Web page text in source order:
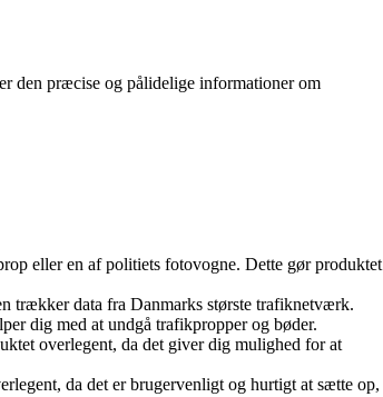
den præcise og pålidelige informationer om
eller en af politiets fotovogne. Dette gør produktet
trækker data fra Danmarks største trafiknetværk.
dig med at undgå trafikpropper og bøder.
overlegent, da det giver dig mulighed for at
da det er brugervenligt og hurtigt at sætte op,